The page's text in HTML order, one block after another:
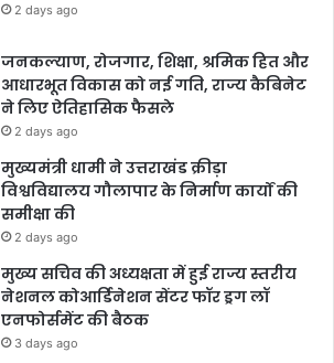
2 days ago
जनकल्याण, रोजगार, शिक्षा, श्रमिक हित और
आधारभूत विकास को नई गति, राज्य कैबिनेट
ने लिए ऐतिहासिक फैसले
2 days ago
मुख्यमंत्री धामी ने उत्तराखंड क्रीड़ा
विश्वविद्यालय गौलापार के निर्माण कार्यों की
समीक्षा की
2 days ago
मुख्य सचिव की अध्यक्षता में हुई राज्य स्तरीय
नेशनल कोआर्डिनेशन सेंटर फॉर ड्रग लॉ
एनफोर्समेंट की बैठक
3 days ago